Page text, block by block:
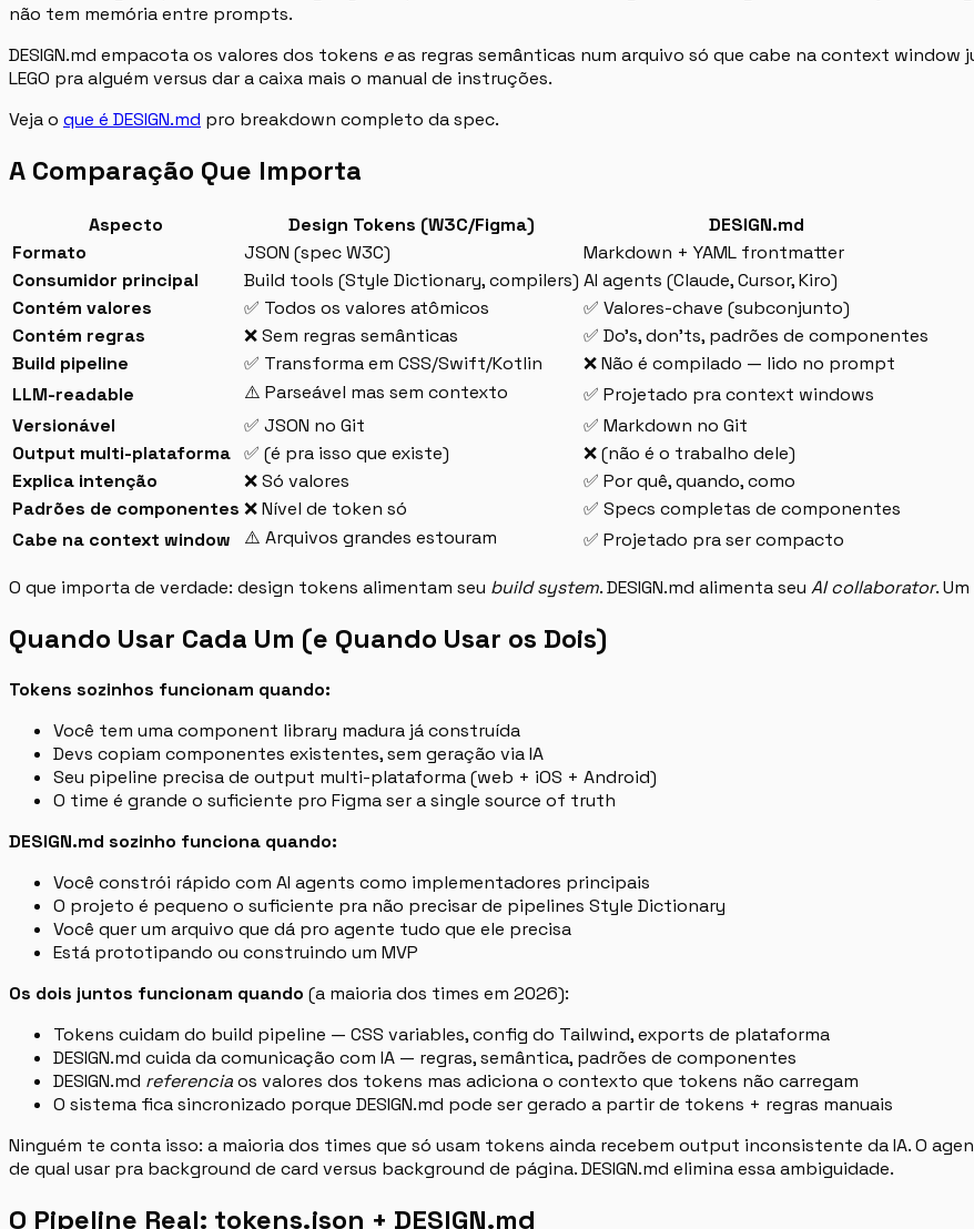
não tem memória entre prompts.
DESIGN.md empacota os valores dos tokens eas regras semânticas num arquivo só que cabe na context window
LEGO pra alguém versus dar a caixa mais o manual de instruções.
Veja o que é DESIGN.md pro breakdown completo da spec.
A Comparação Que Importa
Aspecto Design Tokens (W3C/Figma)
DESIGN.md
Formato
JSON (spec W3C)
Markdown + YAML frontmatter
Consumidor principal
Build tools (Style Dictionary, compilers) AI agents (Claude, Cursor, Kiro)
Contém valores
✅ Todos os valores atômicos
✅ Valores-chave (subconjunto)
Contém regras
❌ Sem regras semânticas
✅ Do’s, don’ts, padrões de componentes
Build pipeline
✅ Transforma em CSS/Swift/Kotlin
❌ Não é compilado — lido no prompt
LLM-readable
⚠️ Parseável mas sem contexto
✅ Projetado pra context windows
Versionável
✅ JSON no Git
✅ Markdown no Git
Output multi-plataforma ✅ (é pra isso que existe)
❌ (não é o trabalho dele)
Explica intenção
❌ Só valores
✅ Por quê, quando, como
Padrões de componentes ❌ Nível de token só
✅ Specs completas de componentes
Cabe na context window
⚠️ Arquivos grandes estouram ✅ Projetado pra ser compacto
O que importa de verdade: design tokens alimentam seu build system. DESIGN.md alimenta seu AI collaborator.
Quando Usar Cada Um (e Quando Usar os Dois)
Tokens sozinhos funcionam quando:
Você tem uma component library madura já construída
Devs copiam componentes existentes, sem geração via IA
Seu pipeline precisa de output multi-plataforma (web + iOS + Android)
O time é grande o suficiente pro Figma ser a single source of truth
DESIGN.md sozinho funciona quando:
Você constrói rápido com AI agents como implementadores principais
O projeto é pequeno o suficiente pra não precisar de pipelines Style Dictionary
Você quer um arquivo que dá pro agente tudo que ele precisa
Está prototipando ou construindo um MVP
Os dois juntos funcionam quando (a maioria dos times em 2026):
Tokens cuidam do build pipeline — CSS variables, config do Tailwind, exports de plataforma
DESIGN.md cuida da comunicação com IA — regras, semântica, padrões de componentes
DESIGN.md referenciaos valores dos tokens mas adiciona o contexto que tokens não carregam
O sistema fica sincronizado porque DESIGN.md pode ser gerado a partir de tokens + regras manuais
Ninguém te conta isso: a maioria dos times que só usam tokens ainda recebem output inconsistente da IA. O
de qual usar pra background de card versus background de página. DESIGN.md elimina essa ambiguidade.
O Pipeline Real: tokens.json + DESIGN.md